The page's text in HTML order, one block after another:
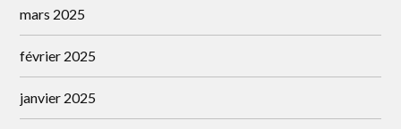
mars 2025
février 2025
janvier 2025